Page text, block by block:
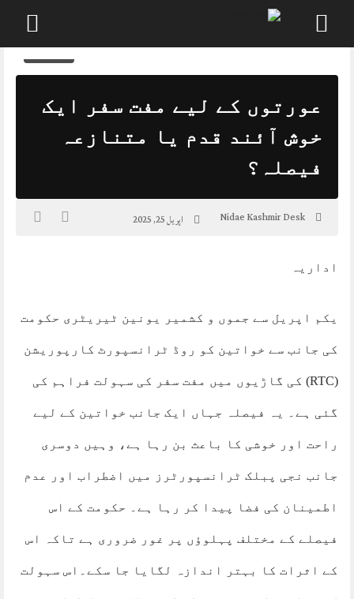
content
0
عورتوں کے لیے مفت سفر ایک
خوش آئند قدم یا متنازعہ
فیصلہ؟
Nidae Kashmir Desk اپریل 25, 2025
اداریہ
یکم اپریل سے جموں و کشمیر یونین ٹیریٹری حکومت
کی جانب سے خواتین کو روڈ ٹرانسپورٹ کارپوریشن
(RTC) کی گاڑیوں میں مفت سفر کی سہولت فراہم کی
گئی ہے۔ یہ فیصلہ جہاں ایک جانب خواتین کے لیے
راحت اور خوشی کا باعث بن رہا ہے، وہیں دوسری
جانب نجی پبلک ٹرانسپورٹرز میں اضطراب اور عدم
اطمینان کی فضا پیدا کر رہا ہے۔ حکومت کے اس
فیصلے کے مختلف پہلوؤں پر غور ضروری ہے تاکہ اس
کے اثرات کا بہتر اندازہ لگایا جا سکے۔اس سہولت